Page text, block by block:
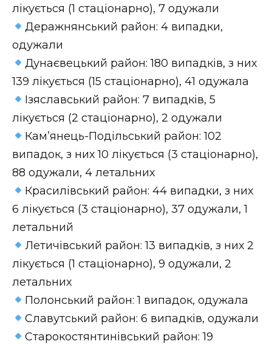
лікується (1 стаціонарно), 7 одужали
Деражнянський район: 4 випадки,
одужали
Дунаєвецький район: 180 випадків, з них
139 лікується (15 стаціонарно), 41 одужала
Ізяславський район: 7 випадків, 5
лікується (2 стаціонарно), 2 одужали
Кам’янець-Подільський район: 102
випадок, з них 10 лікується (3 стаціонарно),
88 одужали, 4 летальних
Красилівський район: 44 випадки, з них
6 лікується (3 стаціонарно), 37 одужали, 1
летальний
Летичівський район: 13 випадків, з них 2
лікується (1 стаціонарно), 9 одужали, 2
летальних
Полонський район: 1 випадок, одужала
Славутський район: 6 випадків, одужали
Старокостянтинівський район: 19